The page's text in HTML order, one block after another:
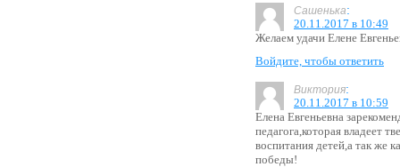
Сашенька:
20.11.2017 в 10:49
Желаем удачи Елене
Войдите, чтобы ответить
Виктория:
20.11.2017 в 10:59
Елена Евгеньевна
педагога,которая владеет
воспитания детей,а так же
победы!